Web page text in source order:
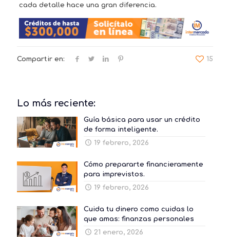
cada detalle hace una gran diferencia.
Compartir en: 15
Lo más reciente:
Guía básica para usar un crédito
de forma inteligente.
19 febrero, 2026
Cómo prepararte financieramente
para imprevistos.
19 febrero, 2026
Cuida tu dinero como cuidas lo
que amas: finanzas personales
21 enero, 2026